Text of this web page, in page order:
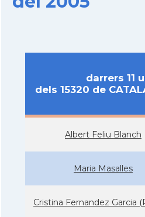
darrers 11
dels 15320 de
Albert Feliu Blanch
Maria Masalles
Cristina Fernandez Garcia